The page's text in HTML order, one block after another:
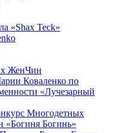
«Shax Teck»
ЖенЧин
Коваленко по
«Лучезарный
Многодетных
Богинь»